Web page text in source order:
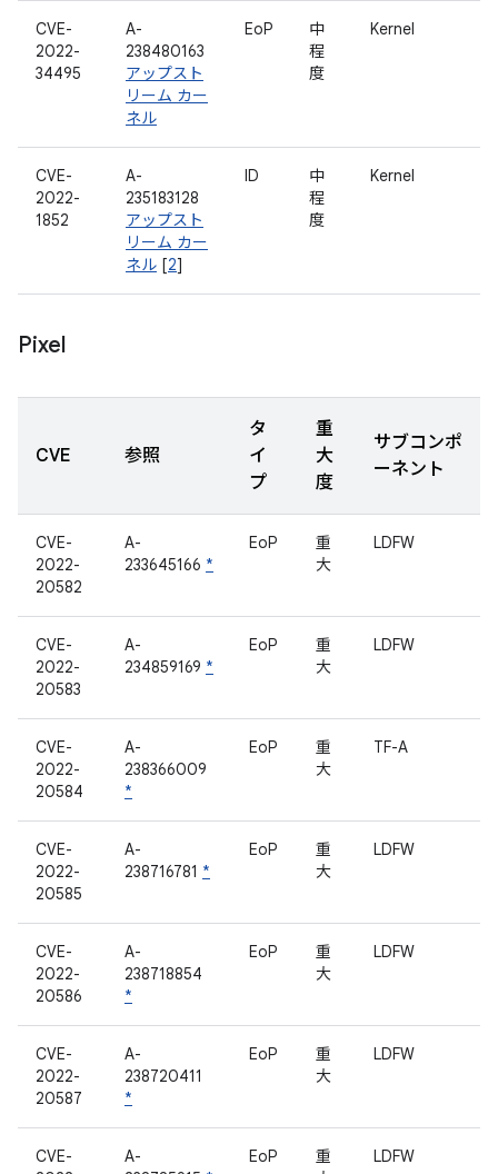
CVE-
2022-
34495
A-
238480163
アップスト
リーム カー
ネル
EoP
中
程
度
Kernel
CVE-
2022-
1852
A-
235183128
アップスト
リーム カー
ネル [2]
ID
中
程
度
Kernel
Pixel
CVE 参照
タ
イ
プ
重
大
度
サブコンポ
ーネント
CVE-
2022-
20582
A-
233645166 *
EoP
重
大
LDFW
CVE-
2022-
20583
A-
234859169 *
EoP
重
大
LDFW
CVE-
2022-
20584
A-
238366009
*
EoP
重
大
TF-A
CVE-
2022-
20585
A-
238716781 *
EoP
重
大
LDFW
CVE-
2022-
20586
A-
238718854
*
EoP
重
大
LDFW
CVE-
2022-
20587
A-
238720411
*
EoP
重
大
LDFW
CVE-
A-
EoP
重
LDFW